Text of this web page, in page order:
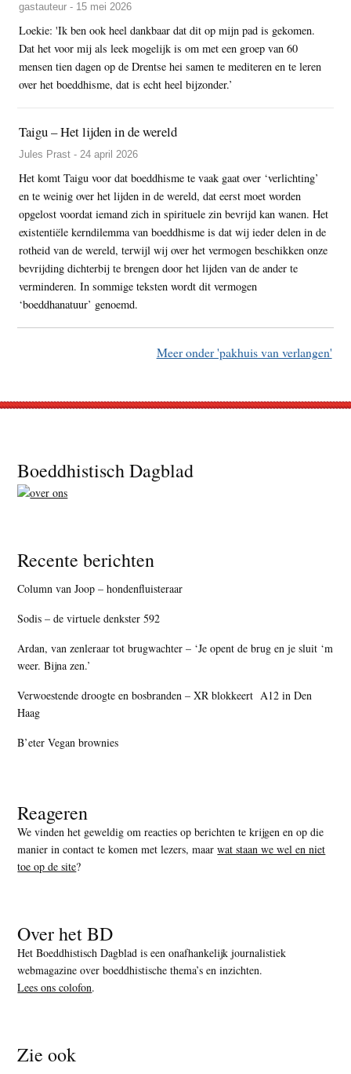
gastauteur - 15 mei 2026
Loekie: 'Ik ben ook heel dankbaar dat dit op mijn pad is gekomen.
Dat het voor mij als leek mogelijk is om met een groep van 60
mensen tien dagen op de Drentse hei samen te mediteren en te leren
over het boeddhisme, dat is echt heel bijzonder.’
Taigu – Het lijden in de wereld
Jules Prast - 24 april 2026
Het komt Taigu voor dat boeddhisme te vaak gaat over ‘verlichting’
en te weinig over het lijden in de wereld, dat eerst moet worden
opgelost voordat iemand zich in spirituele zin bevrijd kan wanen. Het
existentiële kerndilemma van boeddhisme is dat wij ieder delen in de
rotheid van de wereld, terwijl wij over het vermogen beschikken onze
bevrijding dichterbij te brengen door het lijden van de ander te
verminderen. In sommige teksten wordt dit vermogen
‘boeddhanatuur’ genoemd.
Meer onder 'pakhuis van verlangen'
Footer
Boeddhistisch Dagblad
Recente berichten
Column van Joop – hondenfluisteraar
Sodis – de virtuele denkster 592
Ardan, van zenleraar tot brugwachter – ‘Je opent de brug en je sluit ‘m
weer. Bijna zen.’
Verwoestende droogte en bosbranden – XR blokkeert A12 in Den
Haag
B’eter Vegan brownies
Reageren
We vinden het geweldig om reacties op berichten te krijgen en op die
manier in contact te komen met lezers, maarwat staan we wel en niet
toe op de site?
Over het BD
Het Boeddhistisch Dagblad is een onafhankelijk journalistiek
webmagazine over boeddhistische thema’s en inzichten.
Lees ons colofon.
Zie ook